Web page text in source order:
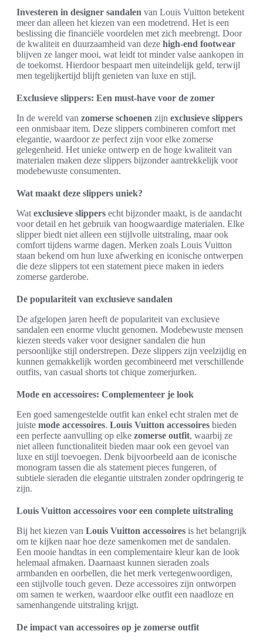
Investeren in designer sandalen van Louis Vuitton betekent
meer dan alleen het kiezen van een modetrend. Het is een
beslissing die financiële voordelen met zich meebrengt. Door
de kwaliteit en duurzaamheid van deze high-end footwear
blijven ze langer mooi, wat leidt tot minder valse aankopen in
de toekomst. Hierdoor bespaart men uiteindelijk geld, terwijl
men tegelijkertijd blijft genieten van luxe en stijl.
Exclusieve slippers: Een must-have voor de zomer
In de wereld van zomerse schoenen zijn exclusieve slippers
een onmisbaar item. Deze slippers combineren comfort met
elegantie, waardoor ze perfect zijn voor elke zomerse
gelegenheid. Het unieke ontwerp en de hoge kwaliteit van
materialen maken deze slippers bijzonder aantrekkelijk voor
modebewuste consumenten.
Wat maakt deze slippers uniek?
Wat exclusieve slippers echt bijzonder maakt, is de aandacht
voor detail en het gebruik van hoogwaardige materialen. Elke
slipper biedt niet alleen een stijlvolle uitstraling, maar ook
comfort tijdens warme dagen. Merken zoals Louis Vuitton
staan bekend om hun luxe afwerking en iconische ontwerpen
die deze slippers tot een statement piece maken in ieders
zomerse garderobe.
De populariteit van exclusieve sandalen
De afgelopen jaren heeft de populariteit van exclusieve
sandalen een enorme vlucht genomen. Modebewuste mensen
kiezen steeds vaker voor designer sandalen die hun
persoonlijke stijl onderstrepen. Deze slippers zijn veelzijdig en
kunnen gemakkelijk worden gecombineerd met verschillende
outfits, van casual shorts tot chique zomerjurken.
Mode en accessoires: Complementeer je look
Een goed samengestelde outfit kan enkel echt stralen met de
juiste mode accessoires. Louis Vuitton accessoires bieden
een perfecte aanvulling op elke zomerse outfit, waarbij ze
niet alleen functionaliteit bieden maar ook een gevoel van
luxe en stijl toevoegen. Denk bijvoorbeeld aan de iconische
monogram tassen die als statement pieces fungeren, of
subtiele sieraden die elegantie uitstralen zonder opdringerig te
zijn.
Louis Vuitton accessoires voor een complete uitstraling
Bij het kiezen van Louis Vuitton accessoires is het belangrijk
om te kijken naar hoe deze samenkomen met de sandalen.
Een mooie handtas in een complementaire kleur kan de look
helemaal afmaken. Daarnaast kunnen sieraden zoals
armbanden en oorbellen, die het merk vertegenwoordigen,
een stijlvolle touch geven. Deze accessoires zijn ontworpen
om samen te werken, waardoor elke outfit een naadloze en
samenhangende uitstraling krijgt.
De impact van accessoires op je zomerse outfit